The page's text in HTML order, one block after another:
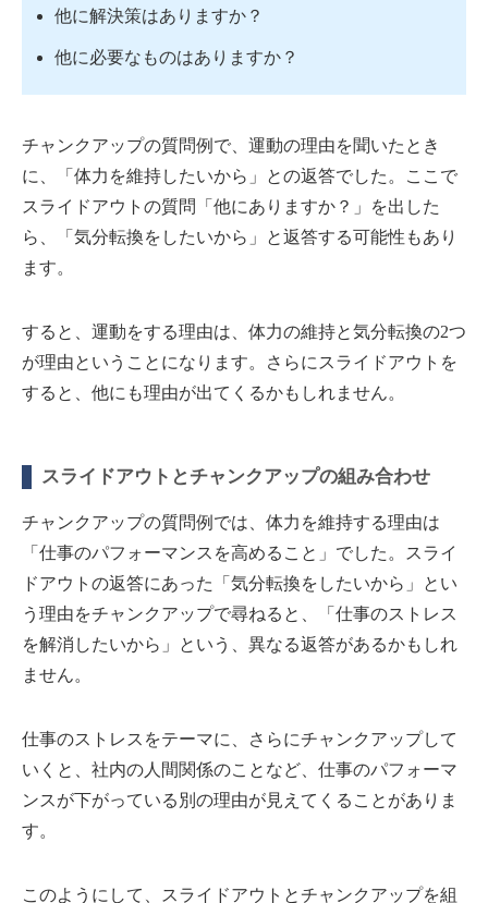
他に解決策はありますか？
他に必要なものはありますか？
チャンクアップの質問例で、運動の理由を聞いたとき
に、「体力を維持したいから」との返答でした。ここで
スライドアウトの質問「他にありますか？」を出した
ら、「気分転換をしたいから」と返答する可能性もあり
ます。
すると、運動をする理由は、体力の維持と気分転換の2つ
が理由ということになります。さらにスライドアウトを
すると、他にも理由が出てくるかもしれません。
スライドアウトとチャンクアップの組み合わせ
チャンクアップの質問例では、体力を維持する理由は
「仕事のパフォーマンスを高めること」でした。スライ
ドアウトの返答にあった「気分転換をしたいから」とい
う理由をチャンクアップで尋ねると、「仕事のストレス
を解消したいから」という、異なる返答があるかもしれ
ません。
仕事のストレスをテーマに、さらにチャンクアップして
いくと、社内の人間関係のことなど、仕事のパフォーマ
ンスが下がっている別の理由が見えてくることがありま
す。
このようにして、スライドアウトとチャンクアップを組